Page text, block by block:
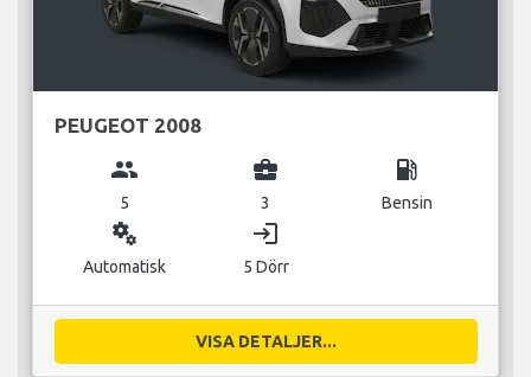
PEUGEOT 2008
group
5
business_center
3
local_gas_station
Bensin
miscellaneous_services
Automatisk
login
5 Dörr
VISA DETALJER...